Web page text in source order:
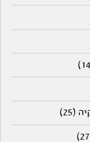
(25)